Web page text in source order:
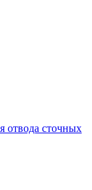
отвода сточных